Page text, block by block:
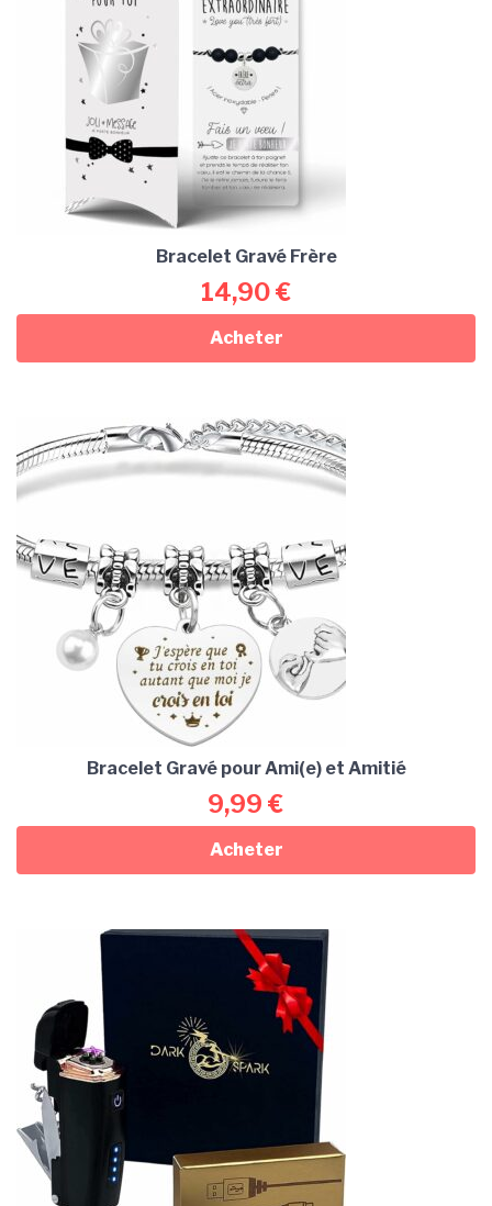
Bracelet Gravé Frère
14,90€
Acheter
Bracelet Gravé pour Ami(e) et Amitié
9,99 €
Acheter